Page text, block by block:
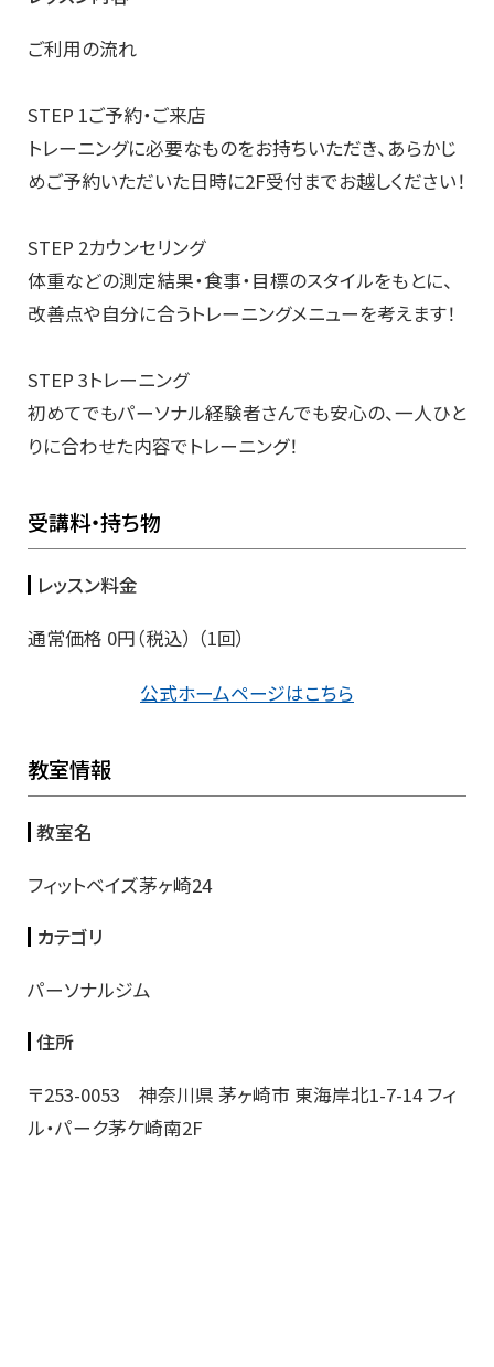
ご利用の流れ
STEP 1ご予約・ご来店
トレーニングに必要なものをお持ちいただき、あらかじ
めご予約いただいた日時に2F受付までお越しください！
STEP 2カウンセリング
体重などの測定結果・食事・目標のスタイルをもとに、
改善点や自分に合うトレーニングメニューを考えます！
STEP 3トレーニング
初めてでもパーソナル経験者さんでも安心の、一人ひと
りに合わせた内容でトレーニング！
受講料・持ち物
レッスン料金
通常価格 0円（税込） （1回）
公式ホームページはこちら
教室情報
教室名
フィットベイズ茅ヶ崎24
カテゴリ
パーソナルジム
住所
〒253-0053 神奈川県 茅ヶ崎市 東海岸北1-7-14 フィ
ル・パーク茅ケ崎南2F